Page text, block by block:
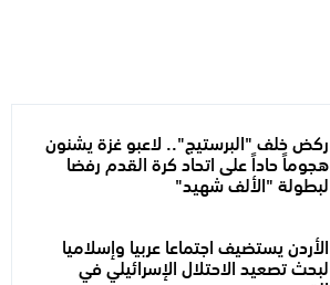
ركض خلف "البرستيج".. لاعبو غزة يشنون
هجوماً حاداً على اتحاد كرة القدم رفضا
لبطولة "الألف شهيد"
الأردن يستضيف اجتماعا عربيا وإسلاميا
لبحث تصعيد الاحتلال الإسرائيلي في